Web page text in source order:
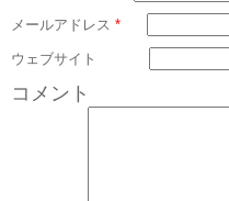
メールアドレス *
ウェブサイト
コメント